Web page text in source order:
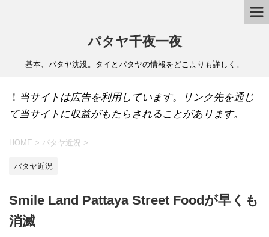
パタヤ千夜一夜
基本、パタヤ沈没。タイとパタヤの情報をどこよりも詳しく。
！ 当サイトは広告を利用しています。リンク先を通じ
て当サイトに収益がもたらされることがあります。
HOME > パタヤ近況 >
パタヤ近況
Smile Land Pattaya Street Foodが早くも
消滅